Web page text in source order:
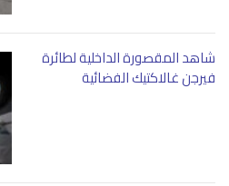
شاهد المقصورة الداخلية لطائرة
فيرجن غالاكتيك الفضائية